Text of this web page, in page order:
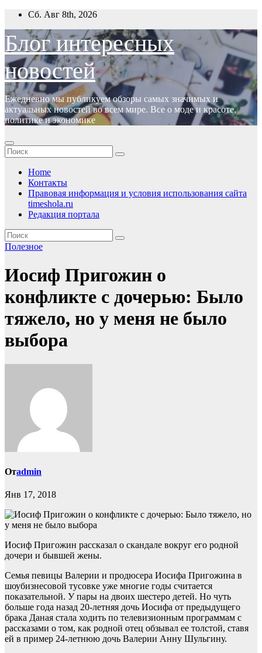
Перейти
содержимому
Сб. Авг 8th, 2026
Блог интересных
новостей
Ежедневно мы публикуем обзоры самых значимых и
актуальных новостей во всем мире. Все о моде и красоте,
политике и экономике
Home
Контакты
Правовая информация и условия использования сайта
timeshola.ru
Редакция портала
Полезное
Иосиф Пригожин о
конфликте с дочерью: Было
тяжело, но у меня не было
выбора
Отadmin
Янв 17, 2018
Иосиф Пригожин рассказал о скандале вокруг его родной
дочери и бывшей жены.
Семья певицы Валерии и продюсера Иосифа Пригожина в
шоубизнесовой тусовке уже многие годы считается
показательной. У пары на двоих шестеро детей. Но чуть
больше года назад 20-летняя дочь Иосифа от предыдущего
брака Даная стала ходить по телевизионным программам с
рассказами о том, как родной отец обзывал ее толстой, ставя
ей в пример 24-летнюю дочь Валерии Анну Шульгину.